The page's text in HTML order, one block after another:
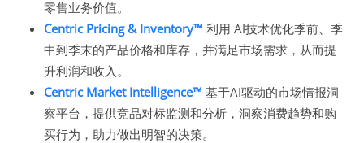
零售业务价值。
Centric Pricing & Inventory™ 利用 AI技术优化季前、季
中到季末的产品价格和库存，并满足市场需求，从而提
升利润和收入。
Centric Market Intelligence™ 基于AI驱动的市场情报洞
察平台，提供竞品对标监测和分析，洞察消费趋势和购
买行为，助力做出明智的决策。